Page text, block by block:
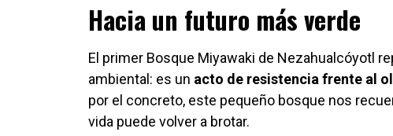
Hacia un futuro más verde
El primer Bosque Miyawaki de Nezahualcóyotl
ambiental: es un acto de resistencia frente al
por el concreto, este pequeño bosque nos
vida puede volver a brotar.